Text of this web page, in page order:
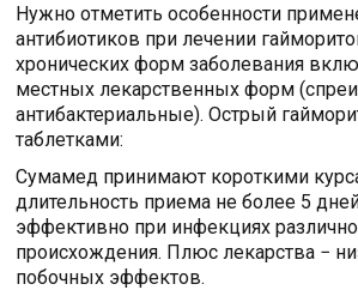
Нужно отметить особенности
антибиотиков при лечении
хронических форм заболевания
местных лекарственных форм
антибактериальные). Острый
таблетками:
Сумамед принимают короткими
длительность приема не более 5
эффективно при инфекциях
происхождения. Плюс лекарства −
побочных эффектов.